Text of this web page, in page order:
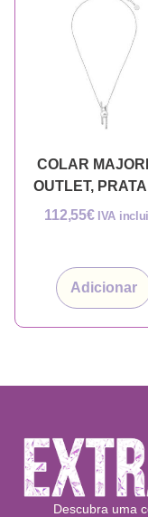
COLAR
OUTLET,
112,55€ IVA
Adicionar
Descubra uma